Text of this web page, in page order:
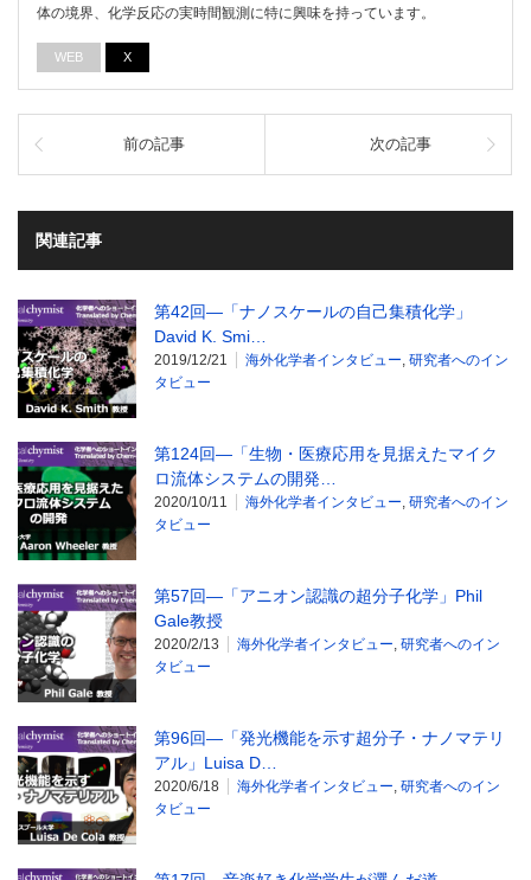
体の境界、化学反応の実時間観測に特に興味を持っています。
WEB X
前の記事 次の記事
関連記事
第42回―「ナノスケールの自己集積化学」
David K. Smi…
2019/12/21 海外化学者インタビュー 研究者へのイン
タビュー
第124回―「生物・医療応用を見据えたマイク
ロ流体システムの開発…
2020/10/11 海外化学者インタビュー 研究者へのイン
タビュー
第57回―「アニオン認識の超分子化学」Phil
Gale教授
2020/2/13 海外化学者インタビュー 研究者へのイン
タビュー
第96回―「発光機能を示す超分子・ナノマテリ
アル」Luisa D…
2020/6/18 海外化学者インタビュー 研究者へのイン
タビュー